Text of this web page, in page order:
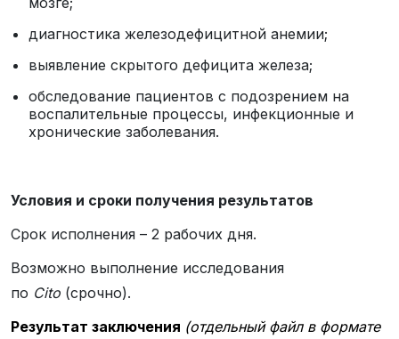
диагностика железодефицитной анемии;
выявление скрытого дефицита железа;
обследование пациентов с подозрением на
воспалительные процессы, инфекционные и
хронические заболевания.
Условия и сроки получения результатов
Срок исполнения – 2 рабочих дня.
Возможно выполнение исследования
по Cito (срочно).
Результат заключения (отдельный файл в формате